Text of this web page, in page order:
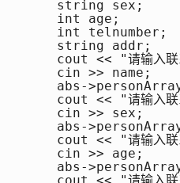
string sex;
int age;
int telnumber;
string addr;
cout << "请输入联系
cin >> name;
abs-
cout << "请输入联系
cin >> sex;
abs-
cout << "请输入联系
cin >> age;
abs-